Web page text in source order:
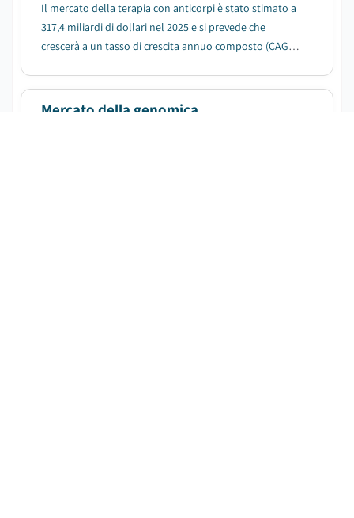
Il mercato della terapia con anticorpi è stato stimato a
317,4 miliardi di dollari nel 2025 e si prevede che
crescerà a un tasso di crescita annuo composto (CAGR)
globale....
Mercato della genomica